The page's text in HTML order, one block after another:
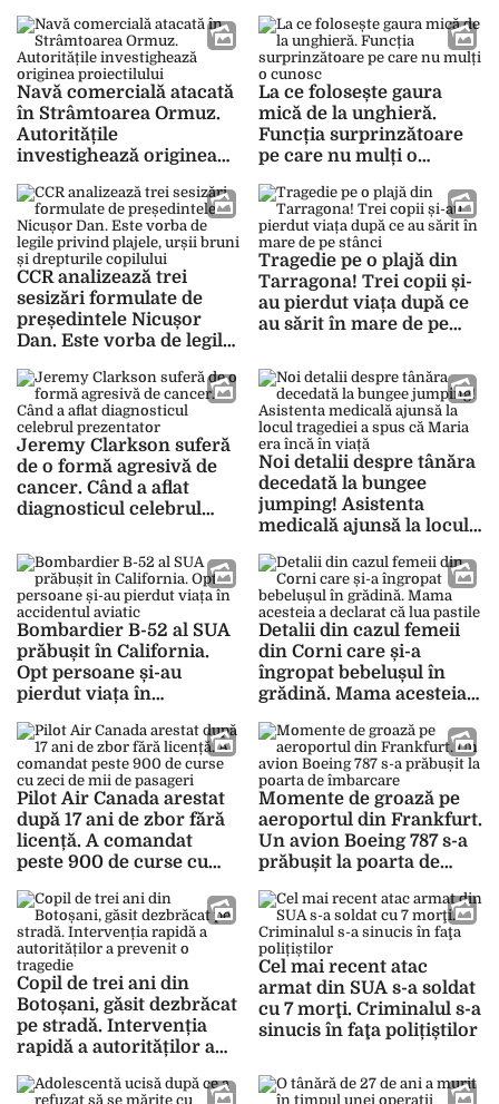
anchetă
Navă comercială atacată
în Strâmtoarea Ormuz.
Autoritățile
investighează originea
La ce folosește gaura
mică de la unghieră.
Funcția surprinzătoare
pe care nu mulți o
CCR analizează trei
sesizări formulate de
președintele Nicușor
Dan. Este vorba de legile
bruni și drepturile
copilului
Tragedie pe o plajă din
Tarragona! Trei copii și-
au pierdut viața după ce
au sărit în mare de pe
Jeremy Clarkson suferă
de o formă agresivă de
cancer. Când a aflat
diagnosticul celebrul
Noi detalii despre tânăra
decedată la bungee
jumping! Asistenta
medicală ajunsă la locul
era încă în viață
Bombardier B-52 al SUA
prăbușit în California.
Opt persoane și-au
pierdut viața în
Detalii din cazul femeii
din Corni care și-a
îngropat bebelușul în
grădină. Mama acesteia a
Pilot Air Canada arestat
după 17 ani de zbor fără
licență. A comandat
peste 900 de curse cu
Momente de groază pe
aeroportul din Frankfurt.
Un avion Boeing 787 s-a
prăbușit la poarta de
Copil de trei ani din
Botoșani, găsit dezbrăcat
pe stradă. Intervenția
rapidă a autorităților a
Cel mai recent atac
armat din SUA s-a soldat
cu 7 morţi. Criminalul s-a
sinucis în faţa polițiștilor